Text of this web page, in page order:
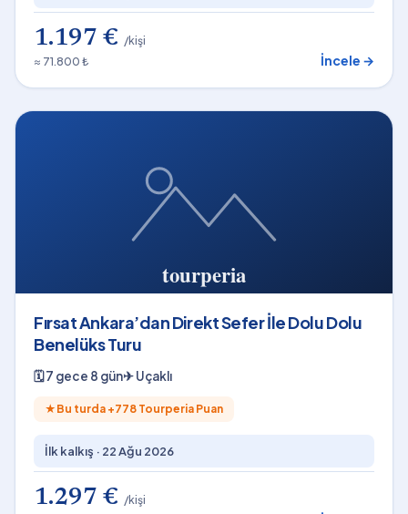
1.197 € /kişi
≈ 71.800 ₺
İncele →
Fırsat Ankara’dan Direkt Sefer İle Dolu Dolu
Benelüks Turu
🗓7 gece 8 gün✈Uçaklı
★ Bu turda +778 Tourperia Puan
İlk kalkış · 22 Ağu 2026
1.297 € /kişi